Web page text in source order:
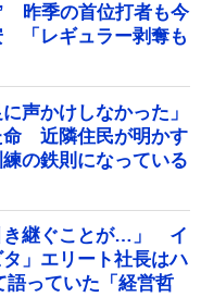
昨季の首位打者も今
「レギュラー剥奪も
声かけしなかった」
命 近隣住民が明かす
の鉄則になっている
き継ぐことが…」 イ
」エリート社長はハ
っていた「経営哲